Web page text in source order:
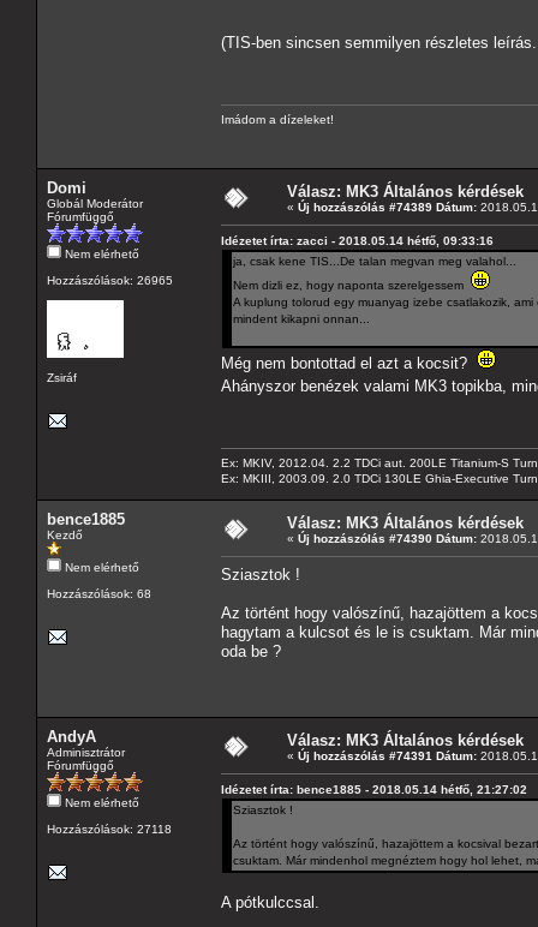
(TIS-ben sincsen semmilyen részletes
Imádom a dízeleket!
Domi
Globál Moderátor
Fórumfüggő
Nem elérhető
Hozzászólások: 26965
Zsiráf
Válasz: MK3 Általános kérdések
« Új hozzászólás #74389 Dátum:
Idézetet írta: zacci - 2018.05.14 hétfő, 09:33:16
ja, csak kene TIS...De talan megvan meg valahol...
Nem dizli ez, hogy naponta szerelgessem
A kuplung tolorud egy muanyag izebe csatlakozik,
mindent kikapni onnan...
Még nem bontottad el azt a kocsit?
Ahányszor benézek valami MK3 topikba,
Ex: MKIV, 2012.04. 2.2 TDCi aut. 200LE Titanium-S
Ex: MKIII, 2003.09. 2.0 TDCi 130LE Ghia-Executive
bence1885
Kezdő
Nem elérhető
Hozzászólások: 68
Válasz: MK3 Általános kérdések
« Új hozzászólás #74390 Dátum:
Sziasztok !
Az történt hogy valószínű, hazajöttem a
hagytam a kulcsot és le is csuktam. Már
oda be ?
AndyA
Adminisztrátor
Fórumfüggő
Nem elérhető
Hozzászólások: 27118
Válasz: MK3 Általános kérdések
« Új hozzászólás #74391 Dátum:
Idézetet írta: bence1885 - 2018.05.14 hétfő, 21:27:02
Sziasztok !
Az történt hogy valószínű, hazajöttem a kocsival
csuktam. Már mindenhol megnéztem hogy hol lehet,
A pótkulccsal.